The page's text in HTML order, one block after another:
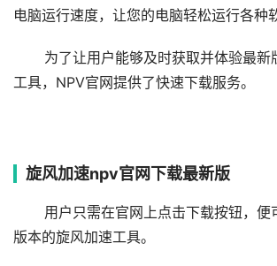
电脑运行速度，让您的电脑轻松运行各种
为了让用户能够及时获取并体验最新
工具，NPV官网提供了快速下载服务。
旋风加速npv官网下载最新版
用户只需在官网上点击下载按钮，便
版本的旋风加速工具。